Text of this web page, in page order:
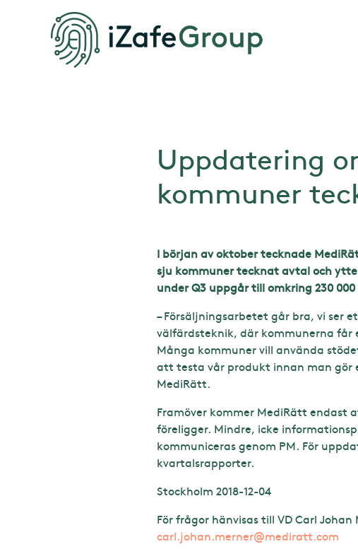
Uppdatering
kommuner
I början av oktober tecknade
sju kommuner tecknat avtal och
under Q3 uppgår till omkring 230
– Försäljningsarbetet går bra, vi ser
välfärdsteknik, där kommunerna får
Många kommuner vill använda
att testa vår produkt innan man gör
MediRätt.
Framöver kommer MediRätt endast
föreligger. Mindre, icke
kommuniceras genom PM. För
kvartalsrapporter.
Stockholm 2018-12-04
För frågor hänvisas till VD Carl Johan
carl.johan.merner@mediratt.com